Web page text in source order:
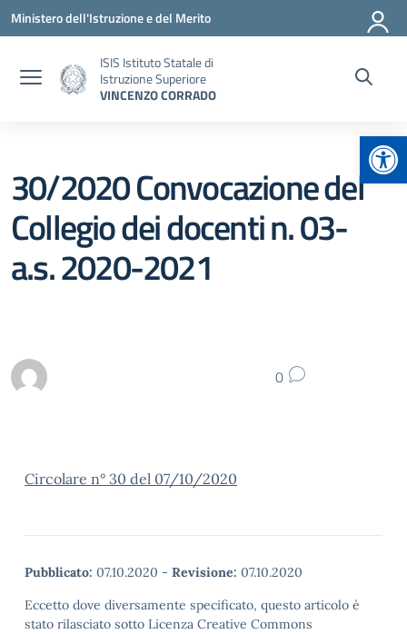
Vai ai contenuti
Vai al menu di navigazione
Vai al footer
Ministero dell'Istruzione e del Merito
ISIS Istituto Statale di
Istruzione Superiore
VINCENZO CORRADO
30/2020 Convocazione del
Collegio dei docenti n. 03-
a.s. 2020-2021
0
Circolare n° 30 del 07/10/2020
Pubblicato: 07.10.2020 - Revisione: 07.10.2020
Eccetto dove diversamente specificato, questo articolo è
stato rilasciato sotto Licenza Creative Commons